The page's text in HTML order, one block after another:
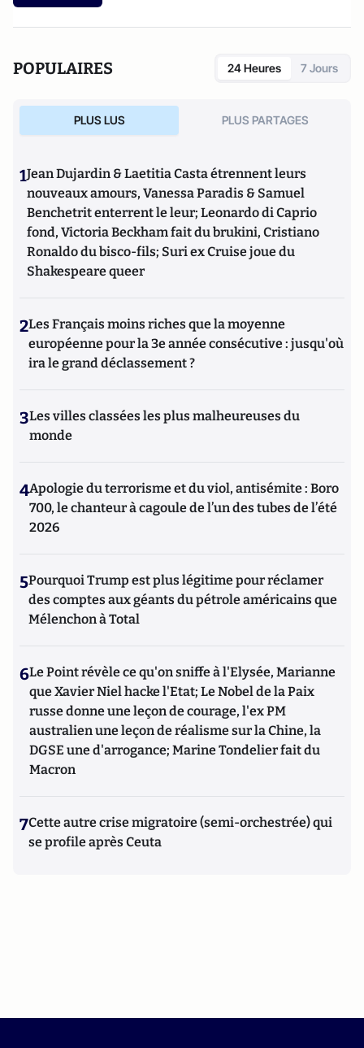
POPULAIRES 24 Heures 7 Jours
PLUS LUS PLUS PARTAGES
1Jean Dujardin & Laetitia Casta étrennent leurs
nouveaux amours, Vanessa Paradis & Samuel
Benchetrit enterrent le leur; Leonardo di Caprio
fond, Victoria Beckham fait du brukini, Cristiano
Ronaldo du bisco-fils; Suri ex Cruise joue du
Shakespeare queer
2Les Français moins riches que la moyenne
européenne pour la 3e année consécutive : jusqu'où
ira le grand déclassement ?
3Les villes classées les plus malheureuses du
monde
4Apologie du terrorisme et du viol, antisémite : Boro
700, le chanteur à cagoule de l’un des tubes de l’été
2026
5Pourquoi Trump est plus légitime pour réclamer
des comptes aux géants du pétrole américains que
Mélenchon à Total
6Le Point révèle ce qu'on sniffe à l'Elysée, Marianne
que Xavier Niel hacke l'Etat; Le Nobel de la Paix
russe donne une leçon de courage, l'ex PM
australien une leçon de réalisme sur la Chine, la
DGSE une d'arrogance; Marine Tondelier fait du
Macron
7Cette autre crise migratoire (semi-orchestrée) qui
se profile après Ceuta